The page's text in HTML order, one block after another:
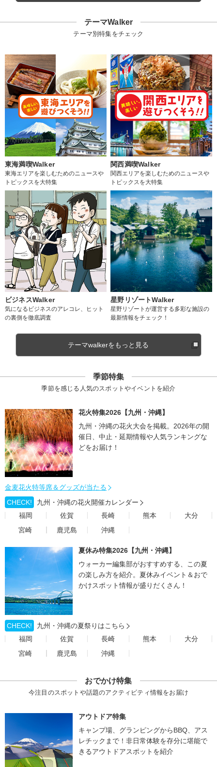
テーマWalker
テーマ別特集をチェック
東海満喫Walker
東海エリアを楽しむためのニュースや
トピックスを大特集
関西満喫Walker
関西エリアを楽しむためのニュースや
トピックスを大特集
ビジネスWalker
気になるビジネスのアレコレ、ヒット
の裏側を徹底調査
星野リゾートWalker
星野リゾートが運営する多彩な施設の
最新情報をチェック！
テーマwalkerをもっと見る
季節特集
季節を感じる人気のスポットやイベントを紹介
花火特集2026【九州・沖縄】
九州・沖縄の花火大会を掲載。2026年の開
催日、中止・延期情報や人気ランキングな
どをお届け！
金麦花火特等席＆グッズが当たる
CHECK!
九州・沖縄の花火開催カレンダー
福岡
佐賀 長崎 熊本
大分
宮崎
鹿児島 沖縄
夏休み特集2026【九州・沖縄】
ウォーカー編集部がおすすめする、この夏
の楽しみ方を紹介。夏休みイベント＆おで
かけスポット情報が盛りだくさん！
CHECK!
九州・沖縄の夏祭りはこちら
福岡
佐賀 長崎 熊本
大分
宮崎
鹿児島 沖縄
おでかけ特集
今注目のスポットや話題のアクティビティ情報をお届け
アウトドア特集
キャンプ場、グランピングからBBQ、アス
レチックまで！非日常体験を存分に堪能で
きるアウトドアスポットを紹介